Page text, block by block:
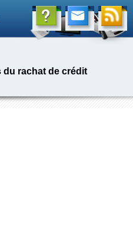
du rachat de crédit